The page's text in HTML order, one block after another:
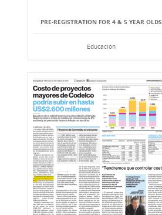
PRE-REGISTRATION FOR 4 & 5 YEAR OLDS
Educación